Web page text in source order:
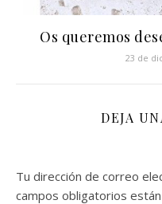
Os queremos
23 de
DEJA
Tu dirección de correo
campos obligatorios